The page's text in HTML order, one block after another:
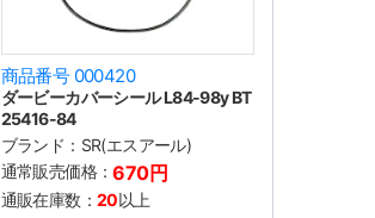
商品番号 000420
ダービーカバーシール L84-98y BT
25416-84
ブランド： SR(エスアール)
通常販売価格：670円
通販在庫数： 20以上